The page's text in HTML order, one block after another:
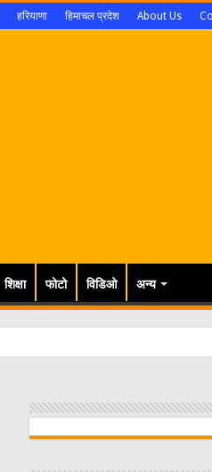
हरियाणा हिमाचल प्रदेश About Us
शिक्षा फोटो विडिओ अन्य